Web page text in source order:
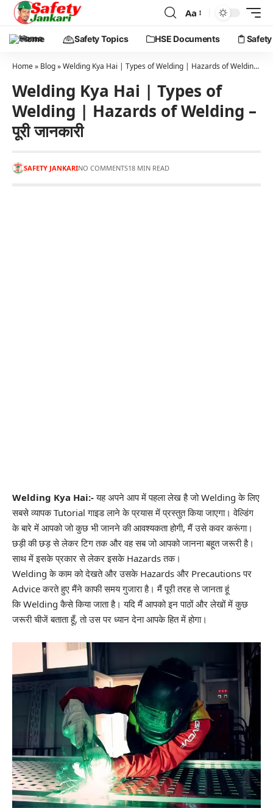
Aa
Home Safety Topics HSE Documents
Home» Blog»Welding Kya Hai | Types of Welding | Hazards of Welding – पूरी जानकारी
Welding Kya Hai | Types of
Welding | Hazards of Welding –
पूरी जानकारी
SAFETY JANKARINO COMMENTS18 MIN READ
Welding Kya Hai:-यह अपने आप में पहला लेख है जो Welding के लिए
सबसे व्यापक Tutorial गाइड लाने के प्रयास में प्रस्तुत किया जाएगा। वेल्डिंग
के बारे में आपको जो कुछ भी जानने की आवश्यकता होगी, मैं उसे कवर करूंगा।
छड़ी की छड़ से लेकर टिग तक और वह सब जो आपको जानना बहूत जरूरी है।
साथ में इसके प्रकार से लेकर इसके Hazards तक।
Welding के काम को देखते और उसके Hazards और Precautions पर
Advice करते हुए मैंने काफी समय गुजारा है। मैं पूरी तरह से जानता हूं
किWelding कैसे किया जाता है। यदि मैं आपको इन पाठों और लेखों में कुछ
जरूरी चीजें बताता हूँ, तो उस पर ध्यान देना आपके हित में होगा।